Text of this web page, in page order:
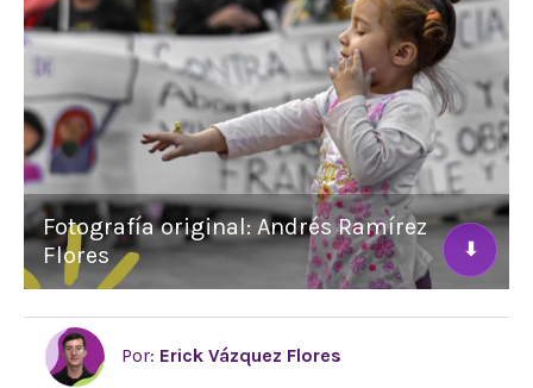
Fotografía original: Andrés Ramírez
Flores
⬇
Por: Erick Vázquez Flores